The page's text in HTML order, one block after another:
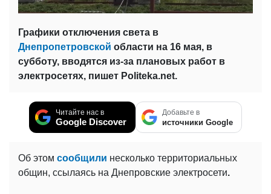
Графики отключения света в
Днепропетровской области на 16 мая, в
субботу, вводятся из-за плановых работ в
электросетях, пишет Politeka.net.
Читайте нас в
Google Discover
Добавьте в
источники Google
Об этом сообщили несколько территориальных
общин, ссылаясь на Днепровские электросети.